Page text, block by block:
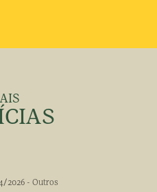
2026 - Outros